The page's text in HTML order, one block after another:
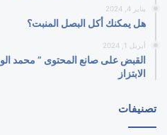
يناير 4, 2024
هل يمكنك أكل البصل المنبت؟
أبريل 1, 2024
القبض على صانع المحتوى ” محمد
الابتزاز
تصنيفات